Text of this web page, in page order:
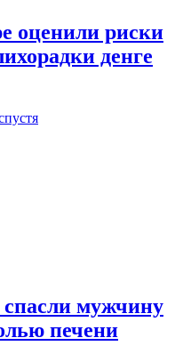
оценили риски
денге
мужчину
печени